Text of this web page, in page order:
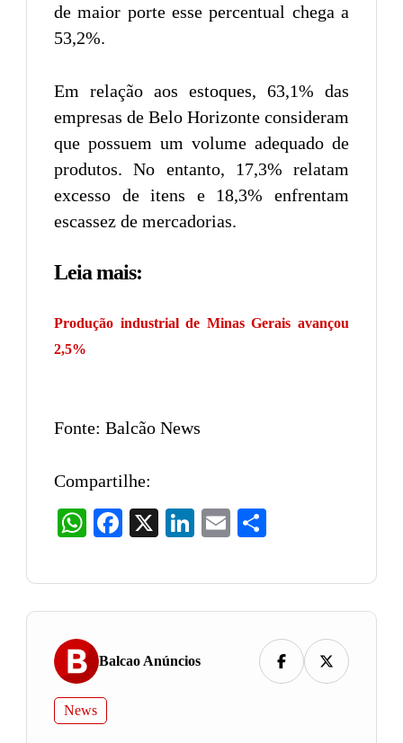
de maior porte esse percentual chega a
53,2%.
Em relação aos estoques, 63,1% das
empresas de Belo Horizonte consideram
que possuem um volume adequado de
produtos. No entanto, 17,3% relatam
excesso de itens e 18,3% enfrentam
escassez de mercadorias.
Leia mais:
Produção industrial de Minas Gerais avançou
2,5%
Fonte: Balcão News
Compartilhe:
WhatsAppFacebook LinkedIn
Email
Balcao Anúncios
News